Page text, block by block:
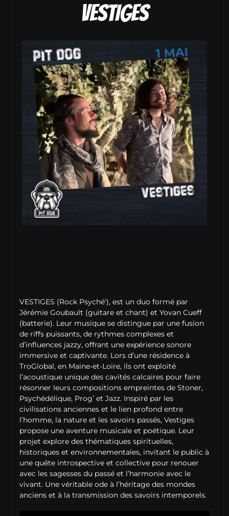
VESTIGES
VESTIGES (Rock Psyché'), est un duo formé par
Jérémie Goubault (guitare et chant) et Yovan Cueff
(batterie). Leur musique se distingue par une fusion
de riffs puissants, de rythmes complexes et
d’influences jazzy, offrant une expérience sonore
immersive et captivante. Lors d’une résidence à
TroGlobal, en Maine-et-Loire, ils ont exploité
l’acoustique unique des cavités calcaires pour faire
résonner leurs compositions empreintes de Stoner,
Psychédélique, Prog’ et Jazz. Inspiré par les
civilisations anciennes et le lien profond entre
l’homme, la nature et les savoirs passés, Vestiges
propose une aventure musicale et poétique. Leur
projet explore des thématiques spirituelles,
historiques et environnementales, invitant le public à
une quête introspective et collective pour renouer
avec les sagesses du passé et l’harmonie avec le
vivant. Une véritable ode à l’héritage des mondes
anciens et à la transmission des savoirs intemporels.